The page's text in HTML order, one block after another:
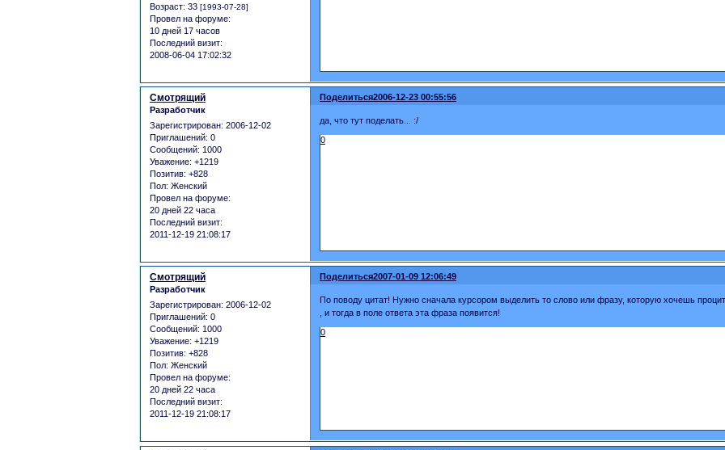
Возраст: 33 [1993-07-28]
Провел на форуме:
10 дней 17 часов
Последний визит:
2008-06-04 17:02:32
Поделиться2006-12-23 00:55:56
Смотрящий
Разработчик
Зарегистрирован: 2006-12-02
Приглашений: 0
Сообщений: 1000
Уважение: +1219
Позитив: +828
Пол: Женский
Провел на форуме:
20 дней 22 часа
Последний визит:
2011-12-19 21:08:17
да, что тут поделать... :/
0
Поделиться2007-01-09 12:06:49
Смотрящий
Разработчик
Зарегистрирован: 2006-12-02
Приглашений: 0
Сообщений: 1000
Уважение: +1219
Позитив: +828
Пол: Женский
Провел на форуме:
20 дней 22 часа
Последний визит:
2011-12-19 21:08:17
По поводу цитат! Нужно сначала курсором выделить то слово или фразу, которую хочешь
, и тогда в поле ответа эта фраза появится!
0